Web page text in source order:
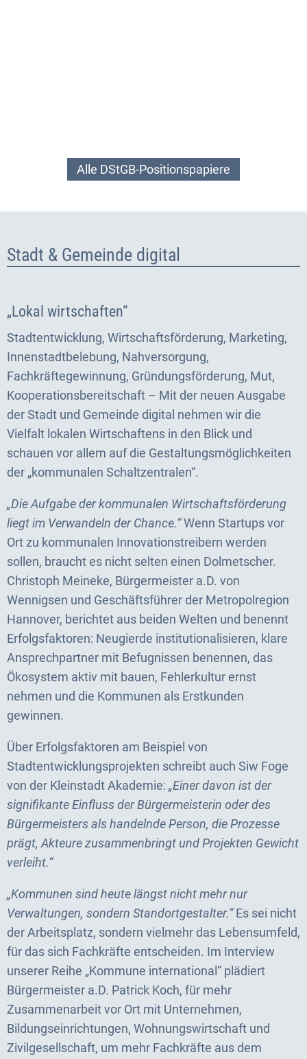
Alle DStGB-Positionspapiere
Stadt & Gemeinde digital
„Lokal wirtschaften“
Stadtentwicklung, Wirtschaftsförderung, Marketing,
Innenstadtbelebung, Nahversorgung,
Fachkräftegewinnung, Gründungsförderung, Mut,
Kooperationsbereitschaft – Mit der neuen Ausgabe
der Stadt und Gemeinde digital nehmen wir die
Vielfalt lokalen Wirtschaftens in den Blick und
schauen vor allem auf die Gestaltungsmöglichkeiten
der „kommunalen Schaltzentralen“.
„Die Aufgabe der kommunalen Wirtschaftsförderung
liegt im Verwandeln der Chance.“Wenn Startups vor
Ort zu kommunalen Innovationstreibern werden
sollen, braucht es nicht selten einen Dolmetscher.
Christoph Meineke, Bürgermeister a.D. von
Wennigsen und Geschäftsführer der Metropolregion
Hannover, berichtet aus beiden Welten und benennt
Erfolgsfaktoren: Neugierde institutionalisieren, klare
Ansprechpartner mit Befugnissen benennen, das
Ökosystem aktiv mit bauen, Fehlerkultur ernst
nehmen und die Kommunen als Erstkunden
gewinnen.
Über Erfolgsfaktoren am Beispiel von
Stadtentwicklungsprojekten schreibt auch Siw Foge
von der Kleinstadt Akademie: „Einer davon ist der
signifikante Einfluss der Bürgermeisterin oder des
Bürgermeisters als handelnde Person, die Prozesse
prägt, Akteure zusammenbringt und Projekten Gewicht
verleiht.“
„Kommunen sind heute längst nicht mehr nur
Verwaltungen, sondern Standortgestalter.“Es sei nicht
der Arbeitsplatz, sondern vielmehr das Lebensumfeld,
für das sich Fachkräfte entscheiden. Im Interview
unserer Reihe „Kommune international“ plädiert
Bürgermeister a.D. Patrick Koch, für mehr
Zusammenarbeit vor Ort mit Unternehmen,
Bildungseinrichtungen, Wohnungswirtschaft und
Zivilgesellschaft, um mehr Fachkräfte aus dem